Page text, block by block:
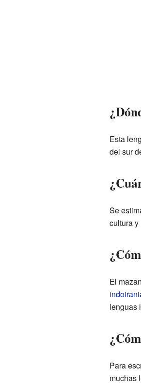
Esta
del sur
Se
cultura
El
lenguas
Para
muchas